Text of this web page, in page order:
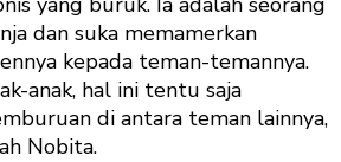
dan suka memamerkan
kepada teman-temannya.
anak, hal ini tentu saja
di antara teman lainnya,
Nobita.